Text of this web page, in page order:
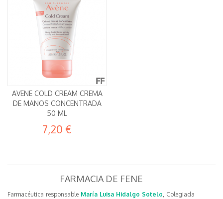
AVENE COLD CREAM CREMA
DE MANOS CONCENTRADA
50 ML
7,20 €
FARMACIA DE FENE
Farmacéutica responsable María Luisa Hidalgo Sotelo, Colegiada